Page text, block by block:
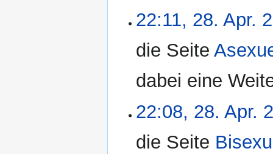
22:11, 28. Apr.
die Seite
dabei eine
22:08, 28. Apr.
die Seite